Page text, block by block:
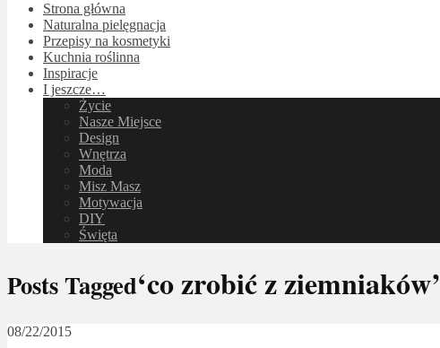
Strona główna
Naturalna pielęgnacja
Przepisy na kosmetyki
Kuchnia roślinna
Inspiracje
I jeszcze…
Życie
Nasze Miejsce
Design
Wnętrza
Moda
Misz Masz
Motywacja
DIY
Święta
Posts Tagged‘co zrobić z ziemniaków’
08/22/2015